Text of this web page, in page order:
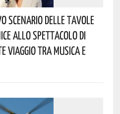
Scenario Delle Tavole
Allo Spettacolo Di
Viaggio Tra Musica E